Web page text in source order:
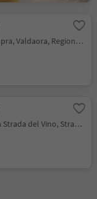
Valdaora di Sopra, Valdaora, Regione dolomitica Plan de Corones
Termeno sulla Strada del Vino, Strada del Vino